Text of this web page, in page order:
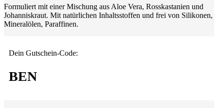
Formuliert mit einer Mischung aus Aloe Vera, Rosskastanien und
Johanniskraut. Mit natürlichen Inhaltsstoffen und frei von Silikonen,
Mineralölen, Paraffinen.
Dein Gutschein-Code:
BEN